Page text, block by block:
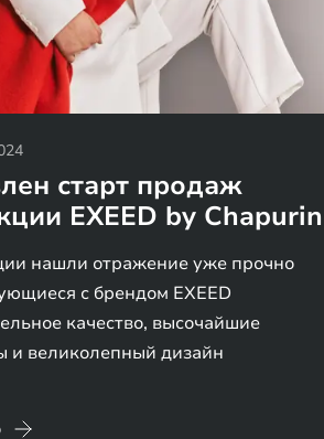
старт продаж
EXEED by Chapurin
нашли отражение уже прочно
с брендом EXEED
качество, высочайшие
и великолепный дизайн